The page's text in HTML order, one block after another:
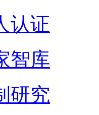
认证
智库
研究